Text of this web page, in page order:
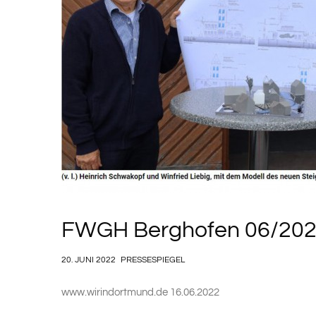
FWGH Berghofen 06/
20. JUNI 2022 PRESSESPIEGEL
www.wirindortmund.de 16.06.2022